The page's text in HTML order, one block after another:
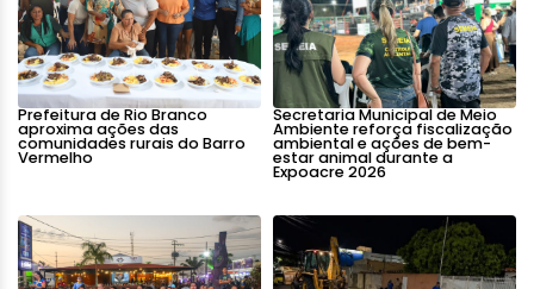
Prefeitura de Rio Branco
aproxima ações das
comunidades rurais do Barro
Vermelho
Secretaria Municipal de Meio
Ambiente reforça fiscalização
ambiental e ações de bem-
estar animal durante a
Expoacre 2026